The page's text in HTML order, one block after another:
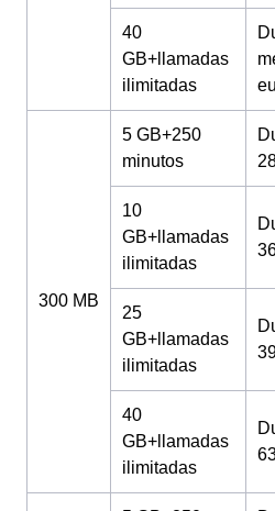
40
GB+llamadas
ilimitadas
300 MB
5 GB+250
minutos
10
GB+llamadas
ilimitadas
25
GB+llamadas
ilimitadas
40
GB+llamadas
ilimitadas